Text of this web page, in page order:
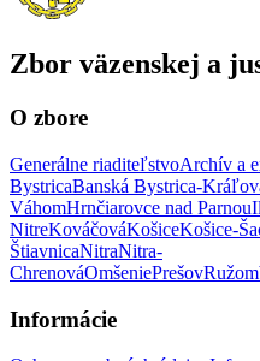
Zbor väzenskej a
O zbore
Generálne riaditeľstvoArchív a
BystricaBanská Bystrica-
VáhomHrnčiarovce nad Parnou
NitreKováčováKošiceKošice-
ŠtiavnicaNitraNitra-
ChrenováOmšeniePrešov
Informácie